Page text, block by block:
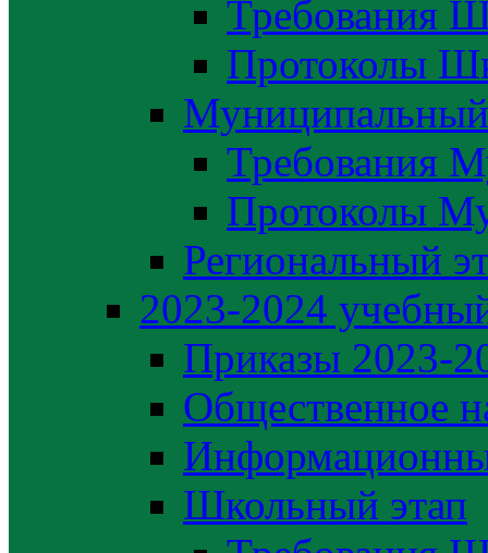
Требования
Протоколы
Муниципальный
Требования
Протоколы
Региональный
2023-2024
Приказы 2023-
Общественное
Школьный этап